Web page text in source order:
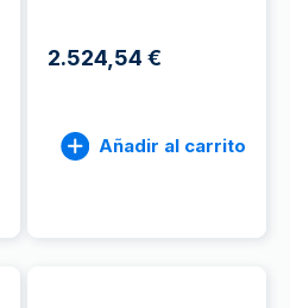
2.524,54 €
Añadir al carrito